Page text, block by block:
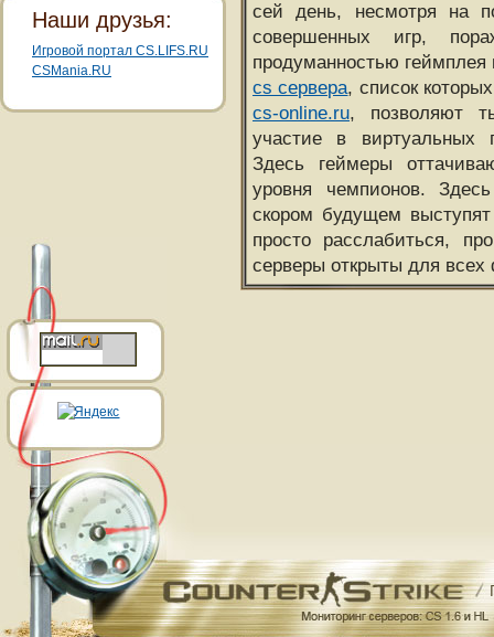
сей день, несмотря на
совершенных игр,
продуманностью
cs сервера, список
cs-online.ru, позволяют
участие в виртуальных
Здесь геймеры
уровня чемпионов.
скором будущем
просто расслабиться,
серверы открыты для всех
Наши друзья:
Игровой портал CS.LIFS.RU
CSMania.RU